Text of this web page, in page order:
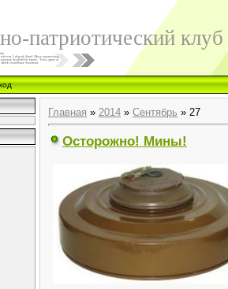
патриотический
Главная » 2014 » Сентябрь » 27
Осторожно! Мины!